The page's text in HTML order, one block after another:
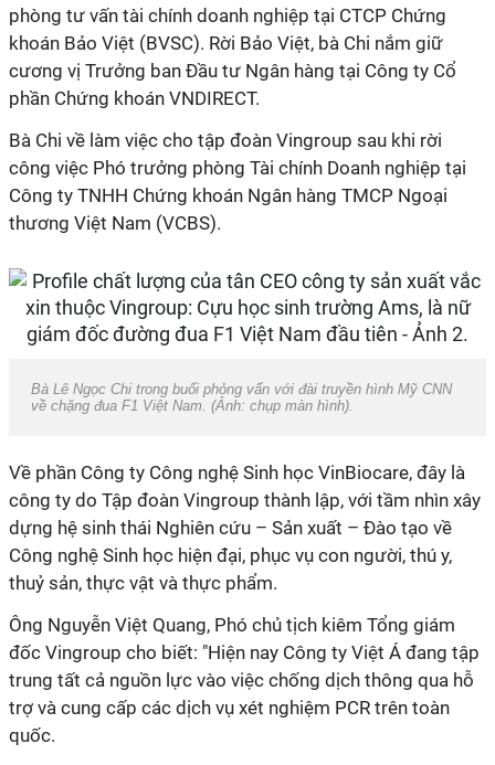
phòng tư vấn tài chính doanh nghiệp tại CTCP Chứng
khoán Bảo Việt (BVSC). Rời Bảo Việt, bà Chi nắm giữ
cương vị Trưởng ban Đầu tư Ngân hàng tại Công ty Cổ
phần Chứng khoán VNDIRECT.
Bà Chi về làm việc cho tập đoàn Vingroup sau khi rời
công việc Phó trưởng phòng Tài chính Doanh nghiệp tại
Công ty TNHH Chứng khoán Ngân hàng TMCP Ngoại
thương Việt Nam (VCBS).
Bà Lê Ngọc Chi trong buổi phỏng vấn với đài truyền hình Mỹ CNN
về chặng đua F1 Việt Nam. (Ảnh: chụp màn hình).
Về phần Công ty Công nghệ Sinh học VinBiocare, đây là
công ty do Tập đoàn Vingroup thành lập, với tầm nhìn xây
dựng hệ sinh thái Nghiên cứu – Sản xuất – Đào tạo về
Công nghệ Sinh học hiện đại, phục vụ con người, thú y,
thuỷ sản, thực vật và thực phẩm.
Ông Nguyễn Việt Quang, Phó chủ tịch kiêm Tổng giám
đốc Vingroup cho biết: "Hiện nay Công ty Việt Á đang tập
trung tất cả nguồn lực vào việc chống dịch thông qua hỗ
trợ và cung cấp các dịch vụ xét nghiệm PCR trên toàn
quốc.